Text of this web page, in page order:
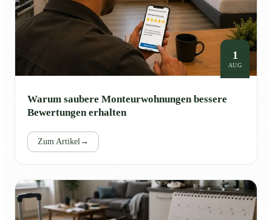
1
AUG
Warum saubere Monteurwohnungen bessere
Bewertungen erhalten
Zum Artikel→